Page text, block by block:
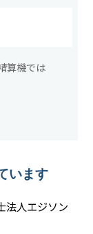
算機では
います
法人エジソン